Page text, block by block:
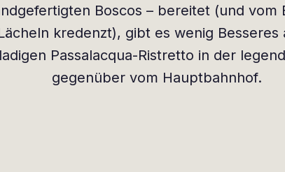
Boscos – bereitet (und vom
kredenzt), gibt es wenig Besseres
Passalacqua-Ristretto in der
gegenüber vom Hauptbahnhof.